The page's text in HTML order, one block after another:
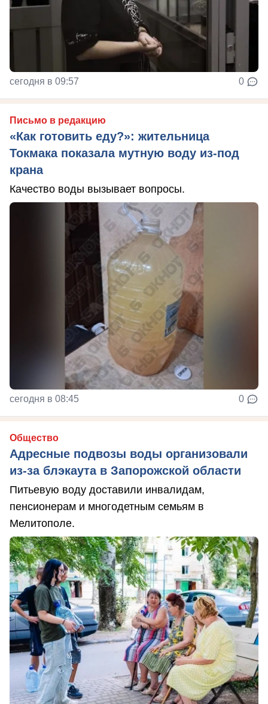
сегодня в 09:57 0
Письмо в редакцию
«Как готовить еду?»: жительница
Токмака показала мутную воду из-под
крана
Качество воды вызывает вопросы.
сегодня в 08:45 0
Общество
Адресные подвозы воды организовали
из-за блэкаута в Запорожской области
Питьевую воду доставили инвалидам,
пенсионерам и многодетным семьям в
Мелитополе.